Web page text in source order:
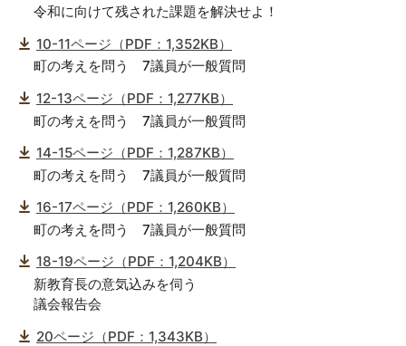
令和に向けて残された課題を解決せよ！
10-11ページ（PDF：1,352KB）
町の考えを問う 7議員が一般質問
12-13ページ（PDF：1,277KB）
町の考えを問う 7議員が一般質問
14-15ページ（PDF：1,287KB）
町の考えを問う 7議員が一般質問
16-17ページ（PDF：1,260KB）
町の考えを問う 7議員が一般質問
18-19ページ（PDF：1,204KB）
新教育長の意気込みを伺う
議会報告会
20ページ（PDF：1,343KB）